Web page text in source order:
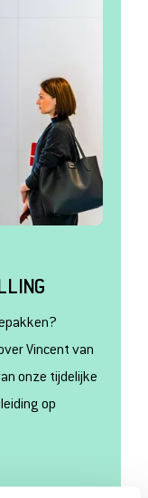
Vincent van
onze tijdelijke
op